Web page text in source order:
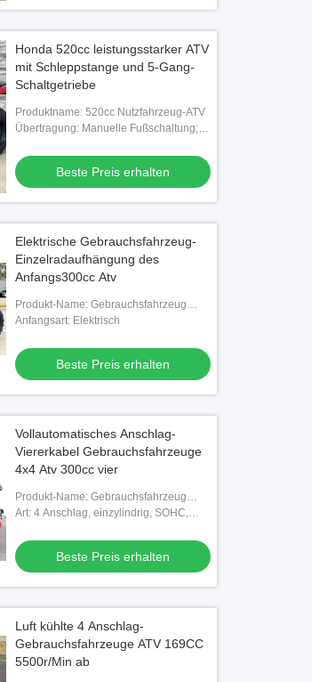
Honda 520cc leistungsstarker ATV
mit Schleppstange und 5-Gang-
Schaltgetriebe
Produktname: 520cc Nutzfahrzeug-ATV
Übertragung: Manuelle Fußschaltung; 5-
Beste Preis erhalten
Elektrische Gebrauchsfahrzeug-
Einzelradaufhängung des
Anfangs300cc Atv
Produkt-Name: Gebrauchsfahrzeug
300cc atv
Anfangsart: Elektrisch
Beste Preis erhalten
Vollautomatisches Anschlag-
Viererkabel Gebrauchsfahrzeuge
4x4 Atv 300cc vier
Produkt-Name: Gebrauchsfahrzeug
300cc atv
Art: 4 Anschlag, einzylindrig, SOHC,
Beste Preis erhalten
Luft kühlte 4 Anschlag-
Gebrauchsfahrzeuge ATV 169CC
5500r/Min ab